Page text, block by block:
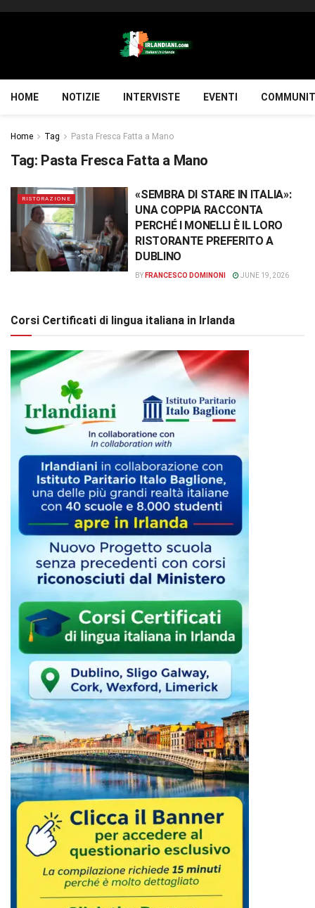
HOME NOTIZIE INTERVISTE EVENTI
Home Tag Pasta Fresca Fatta a Mano
Tag: Pasta Fresca Fatta a Mano
RISTORAZIONE
«SEMBRA DI STARE IN ITALIA»:
UNA COPPIA RACCONTA
PERCHÉ I MONELLI È IL LORO
RISTORANTE PREFERITO A
DUBLINO
BY FRANCESCO DOMINONI JUNE 19, 2026
Corsi Certificati di lingua italiana in Irlanda